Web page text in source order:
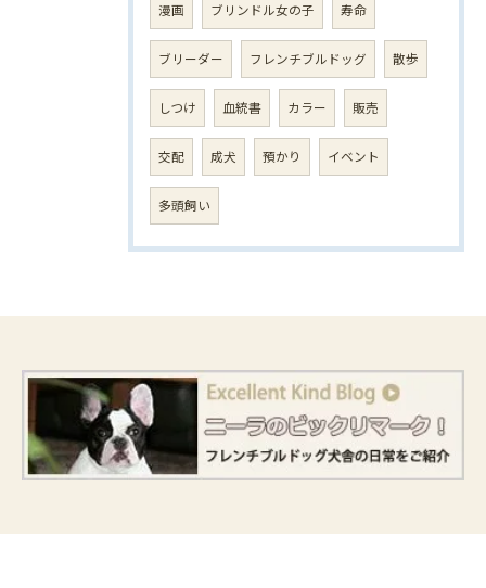
漫画 ブリンドル女の子 寿命
ブリーダー フレンチブルドッグ 散歩
しつけ 血統書 カラー 販売
交配 成犬 預かり イベント
多頭飼い